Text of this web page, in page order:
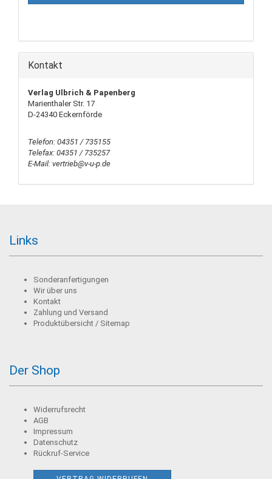
Kontakt
Verlag Ulbrich & Papenberg
Marienthaler Str. 17
D-24340 Eckernförde
Telefon: 04351 / 735155
Telefax: 04351 / 735257
E-Mail: vertrieb@v-u-p.de
Links
Sonderanfertigungen
Wir über uns
Kontakt
Zahlung und Versand
Produktübersicht / Sitemap
Der Shop
Widerrufsrecht
AGB
Impressum
Datenschutz
Rückruf-Service